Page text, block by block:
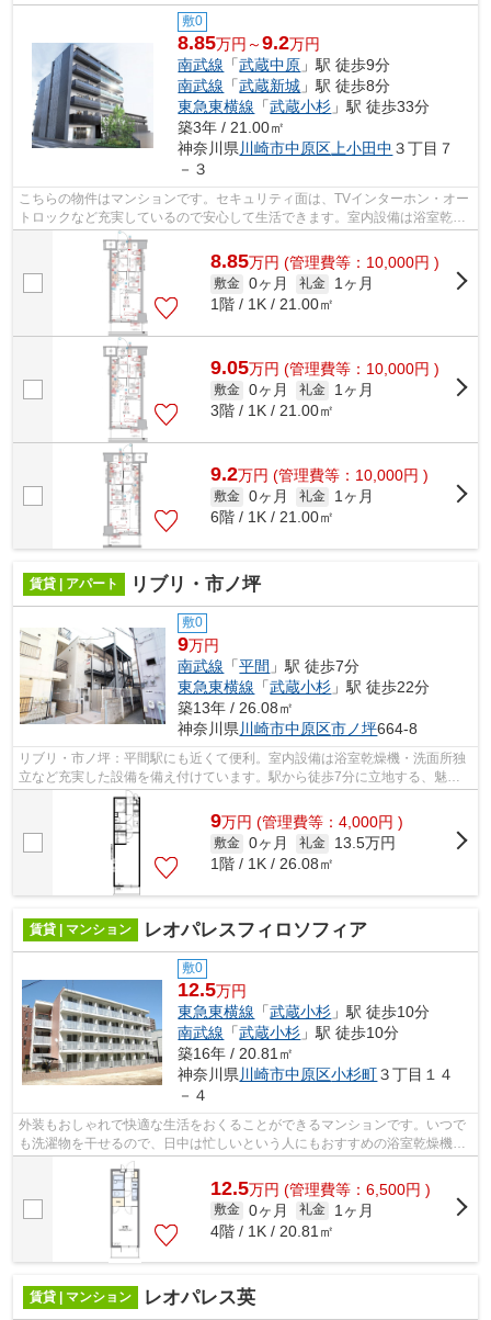
敷0
8.85万円～9.2万円
南武線 「武蔵中原 」駅 徒歩9分
南武線 「武蔵新城 」駅 徒歩8分
東急東横線 「武蔵小杉 」駅 徒歩33分
築3年 / 21.00㎡
神奈川県 川崎市中原区 上小田中 ３丁目７
－３
こちらの物件はマンションです。セキュリティ面は、TVインターホン・オー
トロックなど充実しているので安心して生活できます。室内設備は浴室乾燥
機・洗面所独立など充実した設備を備...
8.85万円 (管理費等：10,000円 )
敷金 0ヶ月 礼金
1ヶ月
1階 / 1K / 21.00㎡
9.05万円 (管理費等：10,000円 )
敷金 0ヶ月 礼金
1ヶ月
3階 / 1K / 21.00㎡
9.2万円 (管理費等：10,000円 )
敷金 0ヶ月 礼金
1ヶ月
6階 / 1K / 21.00㎡
賃貸 | アパート リブリ・市ノ坪
敷0
9万円
南武線 「平間 」駅 徒歩7分
東急東横線 「武蔵小杉 」駅 徒歩22分
築13年 / 26.08㎡
神奈川県 川崎市中原区市ノ坪664-8
リブリ・市ノ坪：平間駅にも近くて便利。室内設備は浴室乾燥機・洗面所独
立など充実した設備を備え付けています。駅から徒歩7分に立地する、魅力
的な駅近物件です。レガーロ・スタイル...
9万円 (管理費等：4,000円 )
敷金 0ヶ月 礼金
13.5万円
1階 / 1K / 26.08㎡
賃貸 | マンション レオパレスフィロソフィア
敷0
12.5万円
東急東横線 「武蔵小杉 」駅 徒歩10分
南武線 「武蔵小杉 」駅 徒歩10分
築16年 / 20.81㎡
神奈川県川崎市中原区小杉町３丁目１４
－４
外装もおしゃれで快適な生活をおくることができるマンションです。いつで
も洗濯物を干せるので、日中は忙しいという人にもおすすめの浴室乾燥機を
設置しています。徒歩10分に駅のある...
12.5万円 (管理費等：6,500円 )
敷金 0ヶ月 礼金
1ヶ月
4階 / 1K / 20.81㎡
賃貸 | マンション レオパレス英